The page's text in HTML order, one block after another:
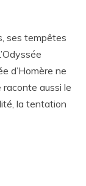
ses tempêtes
d’Homère ne
raconte aussi le
la tentation